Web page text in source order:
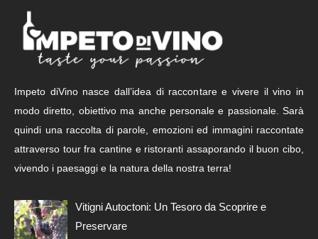
Impeto diVino nasce dall’idea di raccontare e vivere il vino in
modo diretto, obiettivo ma anche personale e passionale. Sarà
quindi una raccolta di parole, emozioni ed immagini raccontate
attraverso tour fra cantine e ristoranti assaporando il buon cibo,
vivendo i paesaggi e la natura della nostra terra!
Vitigni Autoctoni: Un Tesoro da Scoprire e
Preservare